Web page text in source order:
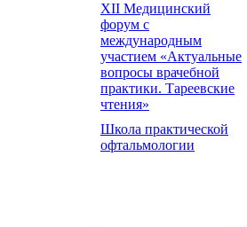
XII Медицинский
форум с
международным
участием «Актуальные
вопросы врачебной
практики. Тареевские
чтения»
Школа практической
офтальмологии